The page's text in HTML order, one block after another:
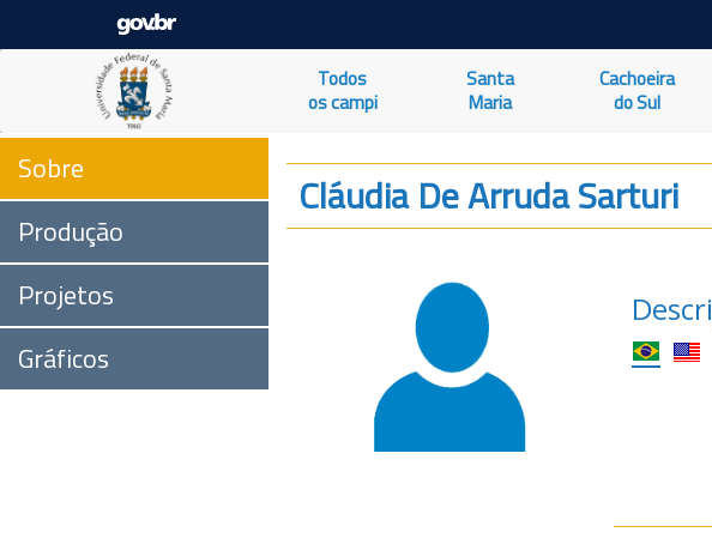
Todos
os campi
Santa
Maria
Cachoeira
do Sul
Sobre
Produção
Projetos
Gráficos
Cláudia De Arruda Sarturi